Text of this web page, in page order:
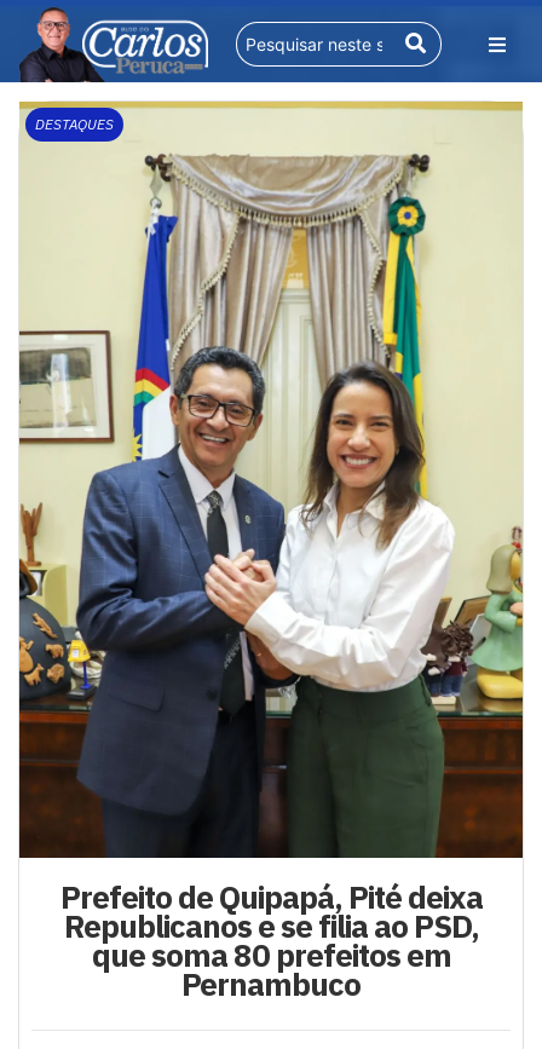
DESTAQUES
Prefeito de Quipapá, Pité deixa
Republicanos e se filia ao PSD,
que soma 80 prefeitos em
Pernambuco